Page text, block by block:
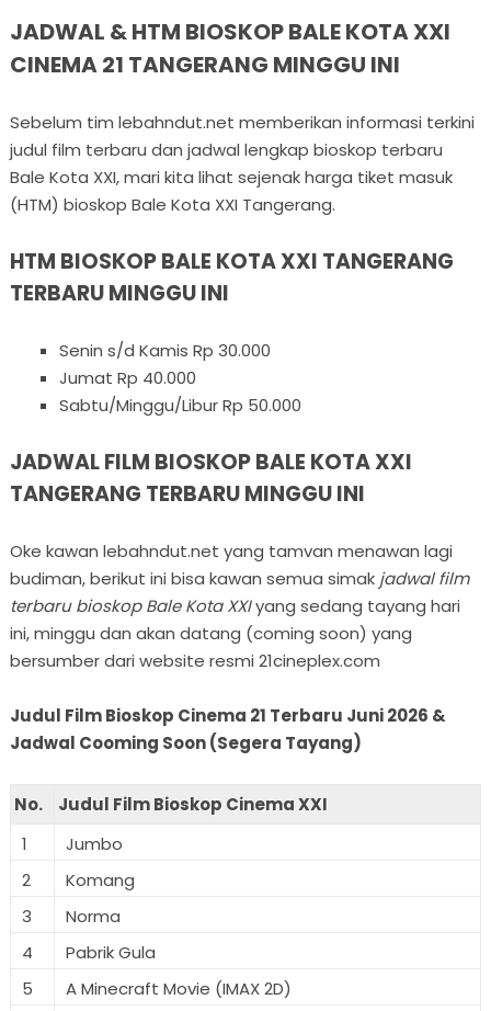
JADWAL & HTM BIOSKOP BALE KOTA XXI
CINEMA 21 TANGERANG MINGGU INI
Sebelum tim lebahndut.net memberikan informasi terkini
judul film terbaru dan jadwal lengkap bioskop terbaru
Bale Kota XXI, mari kita lihat sejenak harga tiket masuk
(HTM) bioskop Bale Kota XXI Tangerang.
HTM BIOSKOP BALE KOTA XXI TANGERANG
TERBARU MINGGU INI
Senin s/d Kamis Rp 30.000
Jumat Rp 40.000
Sabtu/Minggu/Libur Rp 50.000
JADWAL FILM BIOSKOP BALE KOTA XXI
TANGERANG TERBARU MINGGU INI
Oke kawan lebahndut.net yang tamvan menawan lagi
budiman, berikut ini bisa kawan semua simak jadwal film
terbaru bioskop Bale Kota XXIyang sedang tayang hari
ini, minggu dan akan datang (coming soon) yang
bersumber dari website resmi 21cineplex.com
Judul Film Bioskop Cinema 21 Terbaru Juni 2026 &
Jadwal Cooming Soon (Segera Tayang)
No.
Judul Film Bioskop Cinema XXI
1
Jumbo
2
Komang
3
Norma
4
Pabrik Gula
5
A Minecraft Movie (IMAX 2D)